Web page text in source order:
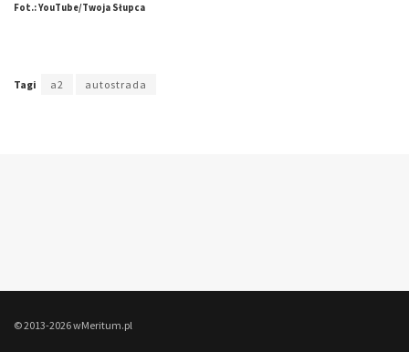
Fot.: YouTube/Twoja Słupca
Tagi a2 autostrada
© 2013-2026 wMeritum.pl